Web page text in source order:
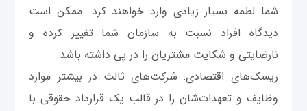
شما لطمه بسیار زیادی وارد خواهند کرد. ممکن است
دیدگاه افراد نسبت به سازمان شما تغییر کرده و
نارضایتی و شکایت مشتریان را در پی داشته باشد.
ریسک‌های اقتصادی: شرکت‌های ثالث در بیشتر موارد
وظایف و تعهدات‌شان را در قالب یک قرارداد حقوقی با